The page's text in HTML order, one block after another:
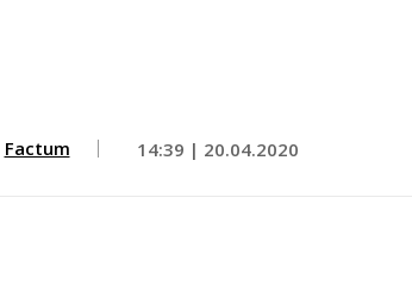
Factum 14:39 | 20.04.2020